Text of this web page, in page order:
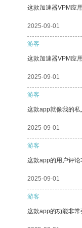
这款加速器VPM应
2025-09-01
游客
这款加速器VPM应
2025-09-01
游客
这款app就像我的私
2025-09-01
游客
这款app的用户评论
2025-09-01
游客
这款app的功能非常